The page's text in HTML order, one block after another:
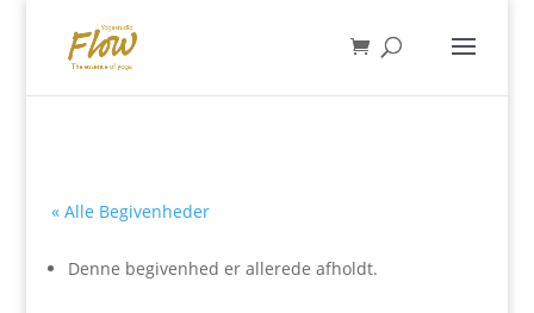
« Alle Begivenheder
Denne begivenhed er allerede afholdt.